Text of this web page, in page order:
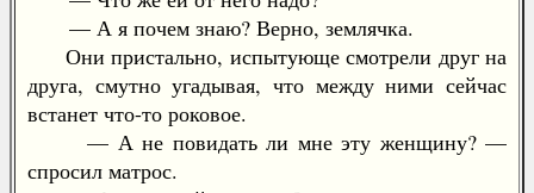
— А я почем знаю? Верно, землячка.
Они пристально, испытующе смотрели друг на
друга, смутно угадывая, что между ними сейчас
встанет что-то роковое.
— А не повидать ли мне эту женщину? —
спросил матрос.